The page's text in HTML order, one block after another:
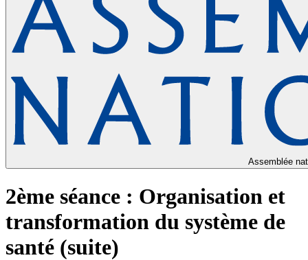
Assemblée
2ème séance : Organisation et
transformation du système de
santé (suite)